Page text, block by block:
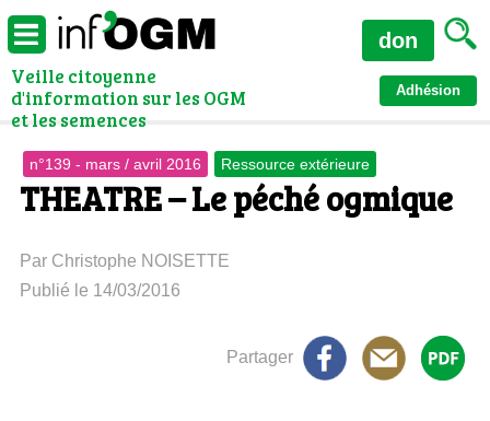
Veille citoyenne
d'information sur les OGM
et les semences
Adhésion
don
n°139 - mars / avril 2016 Ressource extérieure
THEATRE – Le péché ogmique
Par Christophe NOISETTE
Publié le 14/03/2016
Partager